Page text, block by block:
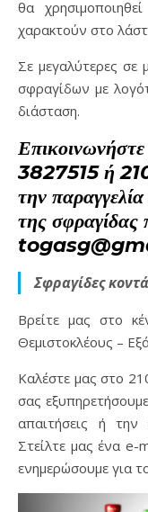
θα
χαρακτούν στο
Σε μεγαλύτερες σε
σφραγίδων με
διάσταση.
3827515 ή
την
της
Σφραγίδες
Βρείτε μας στο
Θεμιστοκλέους –
Καλέστε μας στο
σας
απαιτήσεις ή
Στείλτε μας ένα e-
ενημερώσουμε για